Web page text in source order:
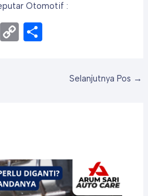
Otomotif :
C S
Selanjutnya Pos →